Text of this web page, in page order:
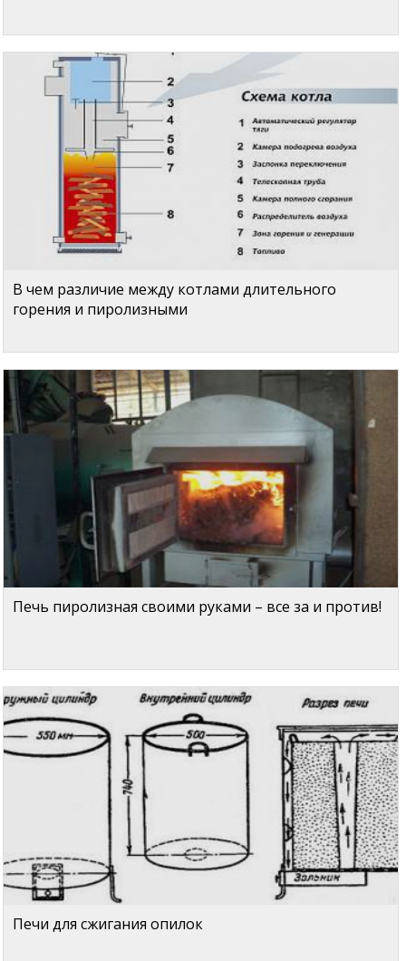
В чем различие между котлами длительного
горения и пиролизными
Печь пиролизная своими руками – все за и против!
Печи для сжигания опилок